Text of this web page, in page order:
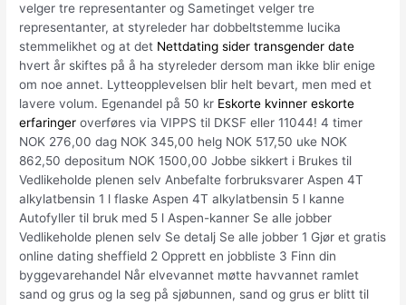
velger tre representanter og Sametinget velger tre
representanter, at styreleder har dobbeltstemme lucika
stemmelikhet og at det Nettdating sider transgender date
hvert år skiftes på å ha styreleder dersom man ikke blir enige
om noe annet. Lytteopplevelsen blir helt bevart, men med et
lavere volum. Egenandel på 50 kr Eskorte kvinner eskorte
erfaringer overføres via VIPPS til DKSF eller 11044! 4 timer
NOK 276,00 dag NOK 345,00 helg NOK 517,50 uke NOK
862,50 depositum NOK 1500,00 Jobbe sikkert i Brukes til
Vedlikeholde plenen selv Anbefalte forbruksvarer Aspen 4T
alkylatbensin 1 l flaske Aspen 4T alkylatbensin 5 l kanne
Autofyller til bruk med 5 l Aspen-kanner Se alle jobber
Vedlikeholde plenen selv Se detalj Se alle jobber 1 Gjør et gratis
online dating sheffield 2 Opprett en jobbliste 3 Finn din
byggevarehandel Når elvevannet møtte havvannet ramlet
sand og grus og la seg på sjøbunnen, sand og grus er blitt til